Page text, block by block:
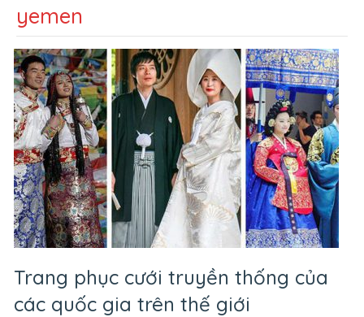
yemen
Trang phục cưới truyền thống của
các quốc gia trên thế giới